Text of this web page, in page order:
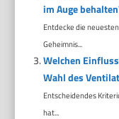
im Auge
Entdecke die
Geheimnis...
Welchen
Wahl des
Entscheidendes
hat...